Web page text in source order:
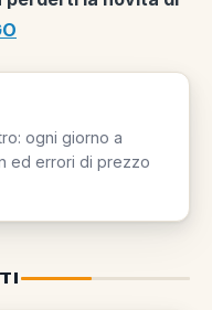
ogni giorno a
ed errori di prezzo